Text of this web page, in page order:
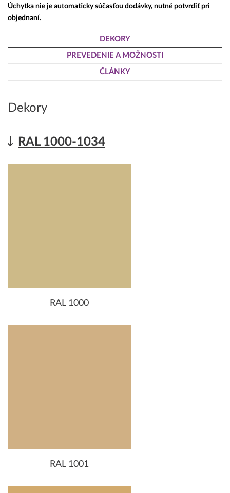
Úchytka nie je automaticky súčasťou dodávky, nutné potvrdiť pri
objednaní.
DEKORY
PREVEDENIE A MOŽNOSTI
ČLÁNKY
Dekory
RAL 1000-1034
RAL 1000
RAL 1001